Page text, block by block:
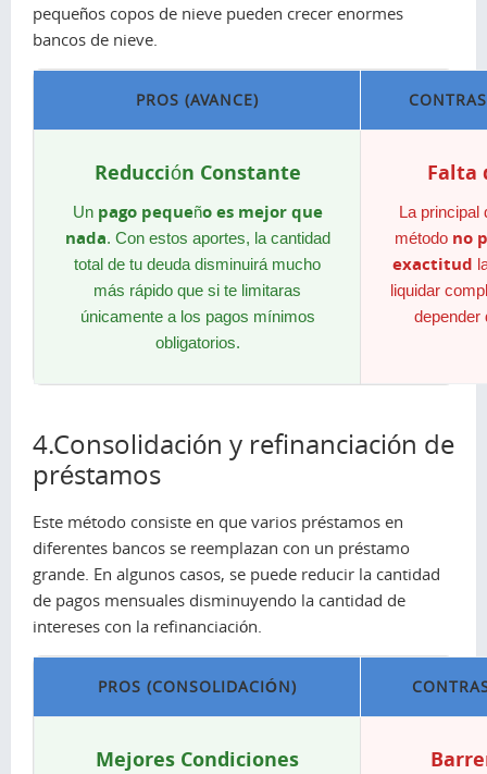
pequeños copos de nieve pueden crecer enormes
bancos de nieve.
PROS (AVANCE)
Reducción Constante
Un pago pequeño es mejor que
nada. Con estos aportes, la cantidad
total de tu deuda disminuirá mucho
más rápido que si te limitaras
únicamente a los pagos mínimos
obligatorios.
Falta
La principal
método no
exactitud
liquidar
depender
4.Consolidación y refinanciación de
préstamos
Este método consiste en que varios préstamos en
diferentes bancos se reemplazan con un préstamo
grande. En algunos casos, se puede reducir la cantidad
de pagos mensuales disminuyendo la cantidad de
intereses con la refinanciación.
PROS (CONSOLIDACIÓN)
Mejores Condiciones